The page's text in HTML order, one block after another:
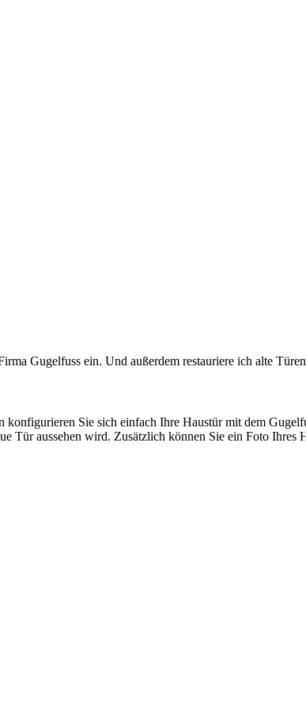
Gugelfuss ein. Und außerdem restauriere ich alte
Sie sich einfach Ihre Haustür mit dem
aussehen wird. Zusätzlich können Sie ein Foto Ihres